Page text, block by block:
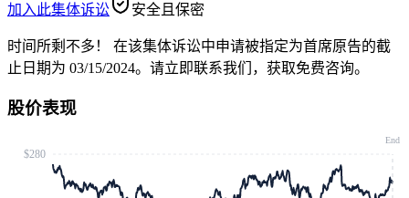
加入此集体诉讼 安全且保密
时间所剩不多！
在该集体诉讼中申请被指定为首席原告的截
止日期为 03/15/2024。请立即联系我们，获取免费咨询。
股价表现
$280
End